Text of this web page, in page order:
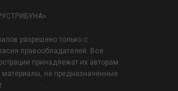
разрешено только с
правообладателей. Все
принадлежат их авторам.
не предназначенные